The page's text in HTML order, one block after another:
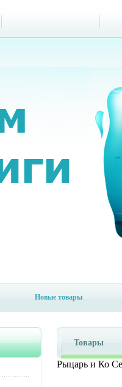
Новые товары
Товары
Рыцарь и Ко